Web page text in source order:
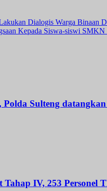
Dialogis Warga Binaan
Kepada Siswa-siswi SMKN
Sulteng
Tahap IV, 253 Personel